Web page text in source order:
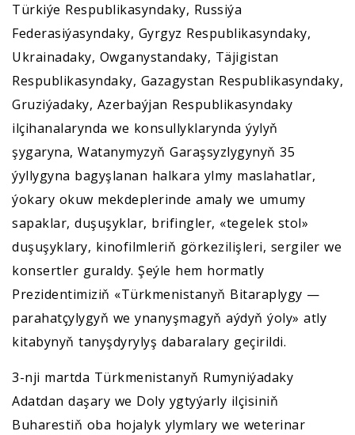
Türkiýe Respublikasyndaky, Russiýa
Federasiýasyndaky, Gyrgyz Respublikasyndaky,
Ukrainadaky, Owganystandaky, Täjigistan
Respublikasyndaky, Gazagystan Respublikasyndaky,
Gruziýadaky, Azerbaýjan Respublikasyndaky
ilçihanalarynda we konsullyklarynda ýylyň
şygaryna, Watanymyzyň Garaşsyzlygynyň 35
ýyllygyna bagyşlanan halkara ylmy maslahatlar,
ýokary okuw mekdeplerinde amaly we umumy
sapaklar, duşuşyklar, brifingler, «tegelek stol»
duşuşyklary, kinofilmleriň görkezilişleri, sergiler we
konsertler guraldy. Şeýle hem hormatly
Prezidentimiziň «Türkmenistanyň Bitaraplygy —
parahatçylygyň we ynanyşmagyň aýdyň ýoly» atly
kitabynyň tanyşdyrylyş dabaralary geçirildi.
3-nji martda Türkmenistanyň Rumyniýadaky
Adatdan daşary we Doly ygtyýarly ilçisiniň
Buharestiň oba hojalyk ylymlary we weterinar